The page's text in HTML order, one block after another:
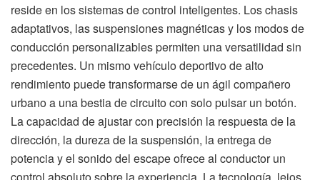
reside en los sistemas de control inteligentes. Los chasis
adaptativos, las suspensiones magnéticas y los modos de
conducción personalizables permiten una versatilidad sin
precedentes. Un mismo vehículo deportivo de alto
rendimiento puede transformarse de un ágil compañero
urbano a una bestia de circuito con solo pulsar un botón.
La capacidad de ajustar con precisión la respuesta de la
dirección, la dureza de la suspensión, la entrega de
potencia y el sonido del escape ofrece al conductor un